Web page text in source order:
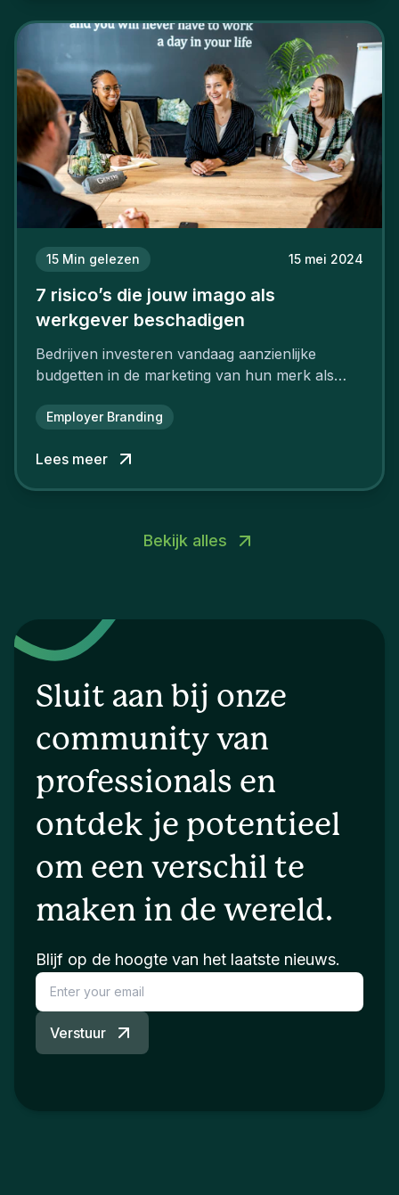
15 Min gelezen 15 mei 2024
7 risico’s die jouw imago als
werkgever beschadigen
Bedrijven investeren vandaag aanzienlijke
budgetten in de marketing van hun merk als
Employer Branding
Lees meer
Bekijk alles
Sluit aan bij onze
community van
professionals en
ontdek je potentieel
om een verschil te
maken in de wereld.
Blijf op de hoogte van het laatste nieuws.
Verstuur